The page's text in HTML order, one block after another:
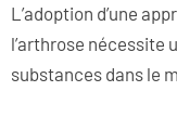
L’adoption d’une
l’arthrose nécessite
substances dans le